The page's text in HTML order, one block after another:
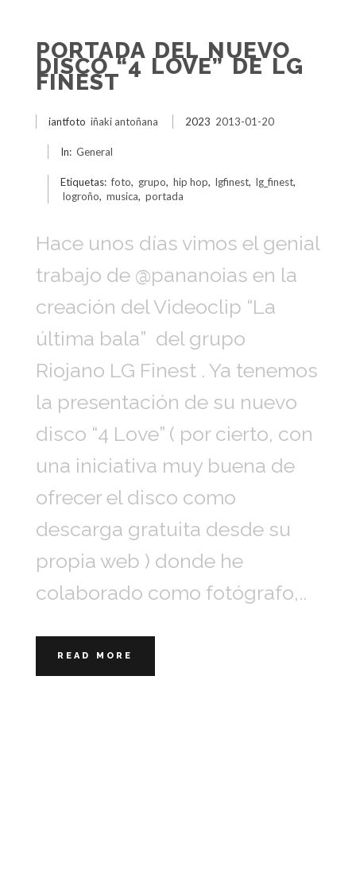
PORTADA DEL NUEVO
DISCO “4 LOVE” DE LG
FINEST
iantfoto iñaki antoñana 2023 2013-01-20
In: General
Etiquetas: foto, grupo, hip hop, lgfinest, lg_finest,
logroño, musica, portada
Hace unos días vimos el genial
trabajo de @pananoias en la
creación del Videoclip “La
última bala” del grupo
Riojano LG Finest . Ya tenemos
la presentación de su nuevo
disco “4 Love” ( por cierto, con
una iniciativa muy buena de
ofrecer el disco como
descarga gratuita desde su
propia web ) donde he
colaborado como fotógrafo,..
READ MORE